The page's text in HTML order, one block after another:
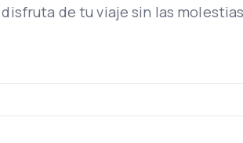
de tu viaje sin las